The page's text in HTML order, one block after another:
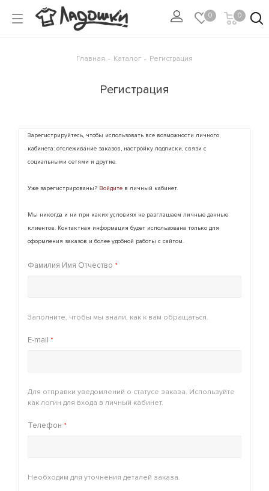
0 0
Главная - Каталог - Регистрация
Регистрация
Зарегистрируйтесь, чтобы использовать все возможности личного
кабинета: отслеживание заказов, настройку подписки, связи с
социальными сетями и другие.
Уже зарегистрированы? Войдите в личный кабинет.
Мы никогда и ни при каких условиях не разглашаем личные данные
клиентов. Контактная информация будет использована только для
оформления заказов и более удобной работы с сайтом.
Фамилия Имя Отчество *
Заполните, чтобы мы знали, как к вам обращаться.
E-mail *
Для отправки уведомлений о статусе заказа. Используйте
как логин для входа в личный кабинет.
Телефон *
Необходим для уточнения деталей заказа.